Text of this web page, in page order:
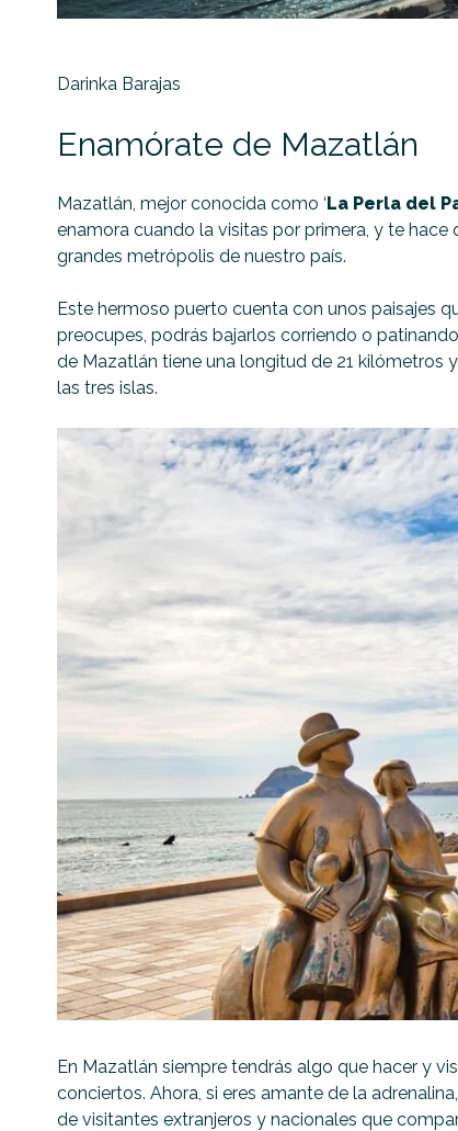
Darinka Barajas
Enamórate de Mazatlán
Mazatlán, mejor conocida como ‘La Perla del
enamora cuando la visitas por primera, y te hace
grandes metrópolis de nuestro país.
Este hermoso puerto cuenta con unos paisajes
preocupes, podrás bajarlos corriendo o
de Mazatlán tiene una longitud de 21 kilómetros
las tres islas.
En Mazatlán siempre tendrás algo que hacer y
conciertos. Ahora, si eres amante de la
de visitantes extranjeros y nacionales que